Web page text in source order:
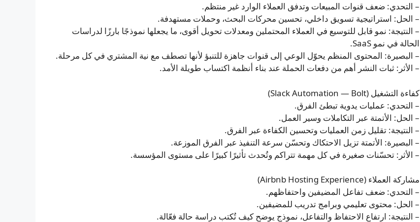
– التحدي: ضعف قنوات المبيعات وتدفق العملاء الوارد غير منتظم.
– الحل: استراتيجية تسويق داخلي، تحسين محركات البحث، وحملات مستهدفة.
– النتيجة: نمو قابل للتوسيع في العملاء المحتملين ومعدلات تحويل أقوى، ما يجعلها نموذجًا بارزًا لدراسات
الحالة في نمو SaaS.
– البصيرة: المحتوى المنظم يحوّل الوعي إلى قنوات جاهزة للتنبؤ لأنها تصطف مع نية المشتري في كل مرحلة.
– الأثر: ثبات النشر أهم من دفعات الحملة عند بناء أنظمة اكتساب طويلة الأمد.
كفاءة التشغيل (Slack Automation — Bolt)
– التحدي: عمليات يدوية تبطئ الفرق.
– الحل: الأتمتة عبر التكاملات وسير العمل.
– النتيجة: تقليل زمن العمليات وتحسين الكفاءة عبر الفرق.
– البصيرة: الأتمتة تزيل الاحتكاك وتحسّن سرعة التنفيذ عبر الفرق الموزعة.
– الأثر: تحسّنات صغيرة في كل مهمة تتراكم وتُحدث تأثيرًا كبيرًا على مستوى المؤسسة.
مشاركة العملاء (Airbnb Hosting Experience)
– التحدي: ضعف تفاعل المضيفين واحتفاظهم.
– الحل: محتوى تعليمي وبرامج تدريب للمضيفين.
– النتيجة: ارتفاع الاحتفاظ والتفاعل، نموذج يوضح كيف تُكتب دراسة حالة فعّالة.